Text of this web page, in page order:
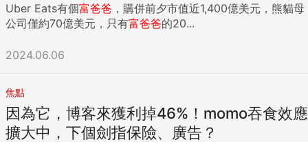
Uber Eats有個富爸爸 ，購併前夕市值近1,400億美元，熊貓母
公司僅約70億美元，只有富爸爸的20...
2024.06.06
焦點
因為它，博客來獲利掉46%！momo吞食效應
擴大中，下個劍指保險、廣告？